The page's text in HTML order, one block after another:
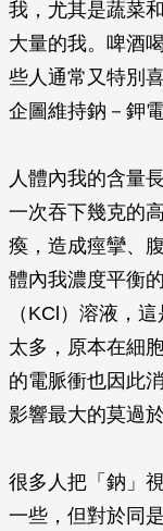
我，尤其是蔬菜
大量的我。啤酒
些人通常又特別
企圖維持鈉－鉀
人體內我的含量
一次吞下幾克的
瘓，造成痙攣、
體內我濃度平衡
（KCl）溶液，
太多，原本在細
的電脈衝也因此
影響最大的莫過
很多人把「鈉」
一些，但對於同